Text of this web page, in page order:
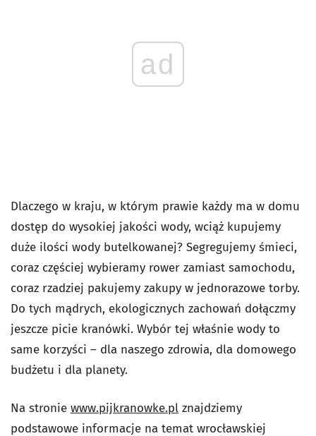
ad
Dlaczego w kraju, w którym prawie każdy ma w domu
dostęp do wysokiej jakości wody, wciąż kupujemy
duże ilości wody butelkowanej? Segregujemy śmieci,
coraz częściej wybieramy rower zamiast samochodu,
coraz rzadziej pakujemy zakupy w jednorazowe torby.
Do tych mądrych, ekologicznych zachowań dołączmy
jeszcze picie kranówki. Wybór tej właśnie wody to
same korzyści – dla naszego zdrowia, dla domowego
budżetu i dla planety.
Na stronie www.pijkranowke.pl znajdziemy
podstawowe informacje na temat wrocławskiej